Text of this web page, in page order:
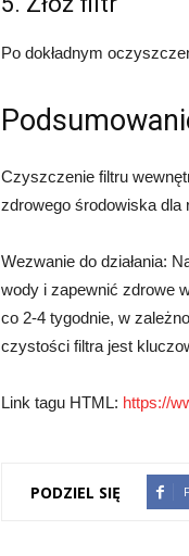
Po dokładnym
Czyszczenie filtru
zdrowego środowiska
Wezwanie do działania:
wody i zapewnić zdrowe
co 2-4 tygodnie, w
czystości filtra jest
Link tagu HTML: https://
PODZIEL SIĘ